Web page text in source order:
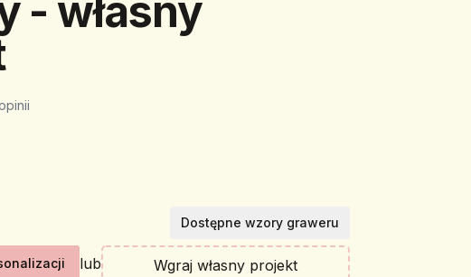
- własny
Dostępne wzory graweru
lub Wgraj własny projekt